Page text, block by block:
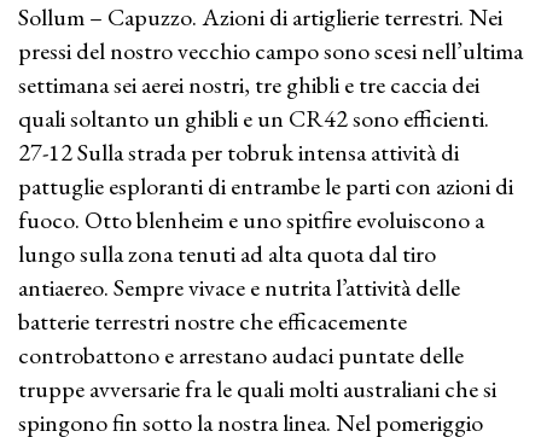
Sollum – Capuzzo. Azioni di artiglierie terrestri. Nei
pressi del nostro vecchio campo sono scesi nell’ultima
settimana sei aerei nostri, tre ghibli e tre caccia dei
quali soltanto un ghibli e un CR42 sono efficienti.
27-12 Sulla strada per tobruk intensa attività di
pattuglie esploranti di entrambe le parti con azioni di
fuoco. Otto blenheim e uno spitfire evoluiscono a
lungo sulla zona tenuti ad alta quota dal tiro
antiaereo. Sempre vivace e nutrita l’attività delle
batterie terrestri nostre che efficacemente
controbattono e arrestano audaci puntate delle
truppe avversarie fra le quali molti australiani che si
spingono fin sotto la nostra linea. Nel pomeriggio